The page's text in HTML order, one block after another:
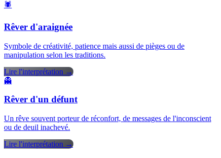
🕷️
Rêver d'araignée
Symbole de créativité, patience mais aussi de pièges ou de
manipulation selon les traditions.
Lire l'interprétation →
👻
Rêver d'un défunt
Un rêve souvent porteur de réconfort, de messages de l'inconscient
ou de deuil inachevé.
Lire l'interprétation →